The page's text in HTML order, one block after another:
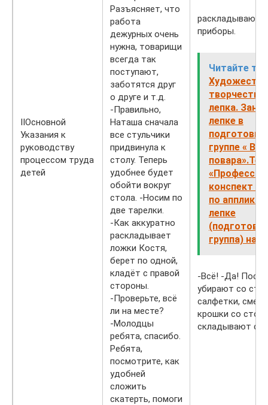
IIОсновной
Указания к
руководству
процессом труда
детей
Разъясняет, что
работа
дежурных очень
нужна, товарищи
всегда так
поступают,
заботятся друг
о друге и т.д.
-Правильно,
Наташа сначала
все стульчики
придвинула к
столу. Теперь
удобнее будет
обойти вокруг
стола. -Носим по
две тарелки.
-Как аккуратно
раскладывает
ложки Костя,
берет по одной,
кладёт с правой
стороны.
-Проверьте, всё
ли на месте?
-Молодцы
ребята, спасибо.
Ребята,
посмотрите, как
удобней
сложить
скатерть, помоги
раскладывают
приборы.
Читайте
творчество
лепка.
лепке в
группе « В
конспект
по
лепке
группа) на
-Всё! -Да!
убирают со
салфетки,
крошки со
складывают